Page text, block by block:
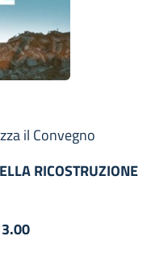
il Convegno
RICOSTRUZIONE